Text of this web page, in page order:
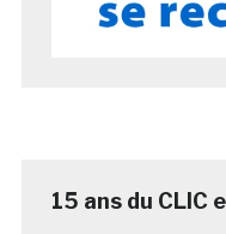
15 ans du CLIC